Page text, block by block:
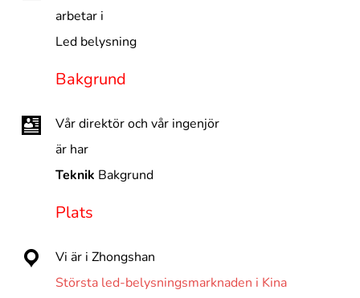
arbetar i
Led belysning
Bakgrund
Vår direktör och vår ingenjör
är har
Teknik Bakgrund
Plats
Vi är i Zhongshan
Största led-belysningsmarknaden i Kina